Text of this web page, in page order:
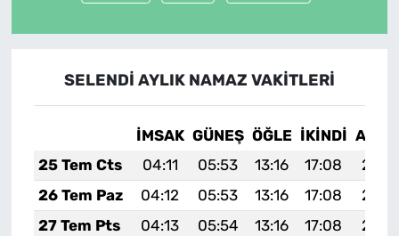
SELENDİ AYLIK NAMAZ VAKITLERI
İMSAK GÜNEŞ ÖĞLE İKINDI
25 Tem Cts
04:11 05:53 13:16 17:08
26 Tem Paz
04:12 05:53 13:16 17:08
27 Tem Pts
04:13 05:54 13:16 17:08